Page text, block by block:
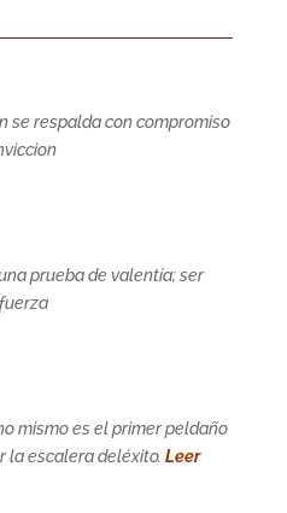
se respalda con compromiso
prueba de valentía; ser
mismo es el primer peldaño
la escalera deléxito. Leer